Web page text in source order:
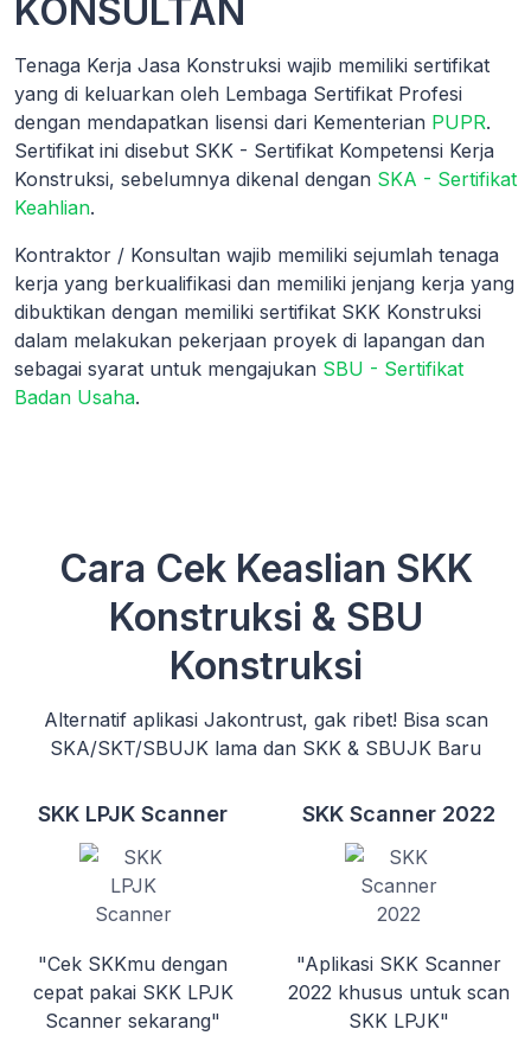
KONSULTAN
Tenaga Kerja Jasa Konstruksi wajib memiliki sertifikat
yang di keluarkan oleh Lembaga Sertifikat Profesi
dengan mendapatkan lisensi dari Kementerian PUPR.
Sertifikat ini disebut SKK - Sertifikat Kompetensi Kerja
Konstruksi, sebelumnya dikenal dengan SKA - Sertifikat
Keahlian.
Kontraktor / Konsultan wajib memiliki sejumlah tenaga
kerja yang berkualifikasi dan memiliki jenjang kerja yang
dibuktikan dengan memiliki sertifikat SKK Konstruksi
dalam melakukan pekerjaan proyek di lapangan dan
sebagai syarat untuk mengajukan SBU - Sertifikat
Badan Usaha.
Cara Cek Keaslian SKK
Konstruksi & SBU
Konstruksi
Alternatif aplikasi Jakontrust, gak ribet! Bisa scan
SKA/SKT/SBUJK lama dan SKK & SBUJK Baru
SKK LPJK Scanner
"Cek SKKmu dengan
cepat pakai SKK LPJK
Scanner sekarang"
SKK Scanner 2022
"Aplikasi SKK Scanner
2022 khusus untuk scan
SKK LPJK"